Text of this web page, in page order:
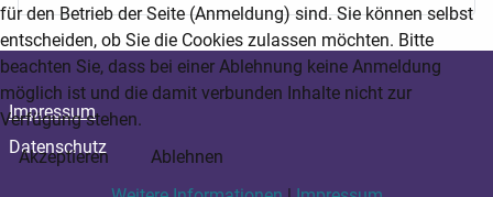
Impressum
Datenschutz
für den Betrieb der Seite (Anmeldung) sind. Sie können selbst
entscheiden, ob Sie die Cookies zulassen möchten. Bitte
beachten Sie, dass bei einer Ablehnung keine Anmeldung
möglich ist und die damit verbunden Inhalte nicht zur
Verfügung stehen.
Akzeptieren
Ablehnen